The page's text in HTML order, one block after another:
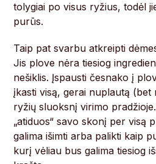
tolygiai po visus ryžius, todėl
purūs.
Taip pat svarbu atkreipti
Jis plove nėra tiesiog
nešiklis. Įspausti česnako į
įkasti visą, gerai nuplautą (bet
ryžių sluoksnį virimo
„atiduos“ savo skonį per visą
galima išimti arba palikti kaip
kurį vėliau bus galima tiesiog